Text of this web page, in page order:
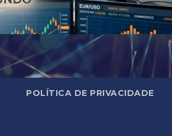
POLÍTICA DE PRIVACIDADE